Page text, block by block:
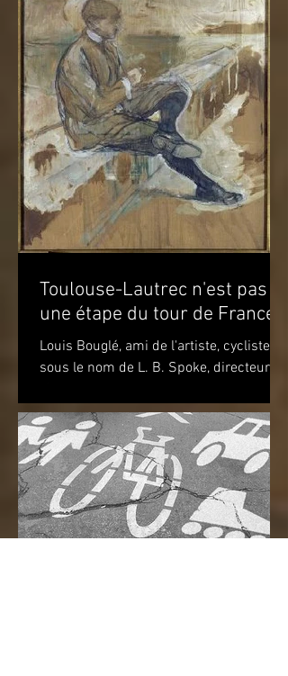
Toulouse-Lautrec n'est pas
une étape du tour de France!
Louis Bouglé, ami de l'artiste, cycliste
sous le nom de L. B. Spoke, directeur de
Lautrec 1898 (huile...